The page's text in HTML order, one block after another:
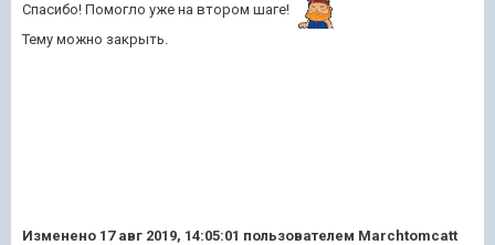
Спасибо! Помогло уже на втором шаге!
Тему можно закрыть.
Изменено 17 авг 2019, 14:05:01 пользователем Marchtomcatt